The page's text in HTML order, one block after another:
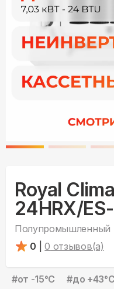
Royal
24HRX/
Полупромышленный
0
0 отзывов(а)
#от -15°С #до +43°С